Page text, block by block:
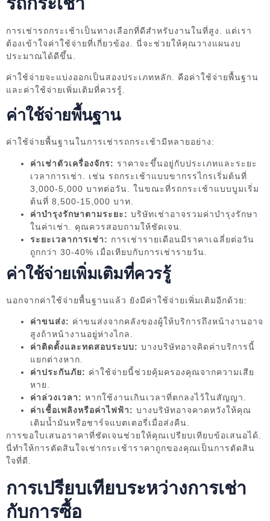
การเช่ารถกระเช้าเป็นทางเลือกที่ดีสำหรับงานในที่สูง. แต่เรา
ต้องเข้าใจค่าใช้จ่ายที่เกี่ยวข้อง. นี่จะช่วยให้คุณวางแผนงบ
ประมาณได้ดีขึ้น.
ค่าใช้จ่ายจะแบ่งออกเป็นสองประเภทหลัก. คือค่าใช้จ่ายพื้นฐาน
และค่าใช้จ่ายเพิ่มเติมที่ควรรู้.
ค่าใช้จ่ายพื้นฐาน
ค่าใช้จ่ายพื้นฐานในการเช่ารถกระเช้ามีหลายอย่าง:
ค่าเช่าตัวเครื่องจักร: ราคาจะขึ้นอยู่กับประเภทและระยะ
เวลาการเช่า. เช่น รถกระเช้าแบบขากรรไกรเริ่มต้นที่
3,000-5,000 บาทต่อวัน. ในขณะที่รถกระเช้าแบบบูมเริ่ม
ต้นที่ 8,500-15,000 บาท.
ค่าบำรุงรักษาตามระยะ: บริษัทเช่าอาจรวมค่าบำรุงรักษา
ในค่าเช่า. คุณควรสอบถามให้ชัดเจน.
ระยะเวลาการเช่า: การเช่ารายเดือนมีราคาเฉลี่ยต่อวัน
ถูกกว่า 30-40% เมื่อเทียบกับการเช่ารายวัน.
ค่าใช้จ่ายเพิ่มเติมที่ควรรู้
นอกจากค่าใช้จ่ายพื้นฐานแล้ว ยังมีค่าใช้จ่ายเพิ่มเติมอีกด้วย:
ค่าขนส่ง: ค่าขนส่งจากคลังของผู้ให้บริการถึงหน้างานอาจ
สูงถ้าหน้างานอยู่ห่างไกล.
ค่าติดตั้งและทดสอบระบบ: บางบริษัทอาจคิดค่าบริการนี้
แยกต่างหาก.
ค่าประกันภัย: ค่าใช้จ่ายนี้ช่วยคุ้มครองคุณจากความเสีย
หาย.
ค่าล่วงเวลา: หากใช้งานเกินเวลาที่ตกลงไว้ในสัญญา.
ค่าเชื้อเพลิงหรือค่าไฟฟ้า: บางบริษัทอาจคาดหวังให้คุณ
เติมน้ำมันหรือชาร์จแบตเตอรี่เมื่อส่งคืน.
การขอใบเสนอราคาที่ชัดเจนช่วยให้คุณเปรียบเทียบข้อเสนอได้.
นี่ทำให้การตัดสินใจเช่ากระเช้าราคาถูกของคุณเป็นการตัดสิน
ใจที่ดี.
การเปรียบเทียบระหว่างการเช่า
กับการซื้อ